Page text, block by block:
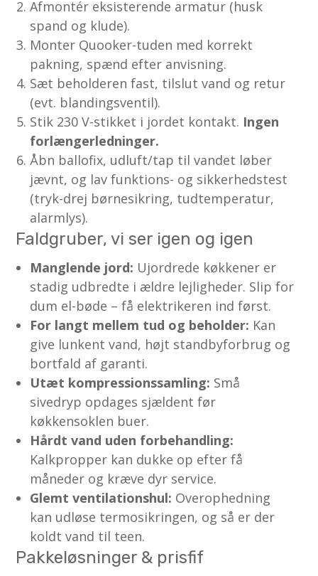
Afmontér eksisterende armatur (husk
spand og klude).
Monter Quooker-tuden med korrekt
pakning, spænd efter anvisning.
Sæt beholderen fast, tilslut vand og retur
(evt. blandingsventil).
Stik 230 V-stikket i jordet kontakt. Ingen
forlængerledninger.
Åbn ballofix, udluft/tap til vandet løber
jævnt, og lav funktions- og sikkerhedstest
(tryk-drej børnesikring, tudtemperatur,
alarmlys).
Faldgruber, vi ser igen og igen
Manglende jord: Ujordrede køkkener er
stadig udbredte i ældre lejligheder. Slip for
dum el-bøde – få elektrikeren ind først.
For langt mellem tud og beholder: Kan
give lunkent vand, højt standbyforbrug og
bortfald af garanti.
Utæt kompressionssamling: Små
sivedryp opdages sjældent før
køkkensoklen buer.
Hårdt vand uden forbehandling:
Kalkpropper kan dukke op efter få
måneder og kræve dyr service.
Glemt ventilationshul: Overophedning
kan udløse termosikringen, og så er der
koldt vand til teen.
Pakkeløsninger & prisfif